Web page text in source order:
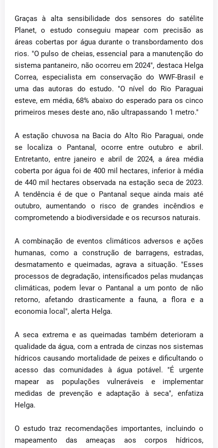
Graças à alta sensibilidade dos sensores do satélite
Planet, o estudo conseguiu mapear com precisão as
áreas cobertas por água durante o transbordamento dos
rios. "O pulso de cheias, essencial para a manutenção do
sistema pantaneiro, não ocorreu em 2024", destaca Helga
Correa, especialista em conservação do WWF-Brasil e
uma das autoras do estudo. "O nível do Rio Paraguai
esteve, em média, 68% abaixo do esperado para os cinco
primeiros meses deste ano, não ultrapassando 1 metro."
A estação chuvosa na Bacia do Alto Rio Paraguai, onde
se localiza o Pantanal, ocorre entre outubro e abril.
Entretanto, entre janeiro e abril de 2024, a área média
coberta por água foi de 400 mil hectares, inferior à média
de 440 mil hectares observada na estação seca de 2023.
A tendência é de que o Pantanal seque ainda mais até
outubro, aumentando o risco de grandes incêndios e
comprometendo a biodiversidade e os recursos naturais.
A combinação de eventos climáticos adversos e ações
humanas, como a construção de barragens, estradas,
desmatamento e queimadas, agrava a situação. "Esses
processos de degradação, intensificados pelas mudanças
climáticas, podem levar o Pantanal a um ponto de não
retorno, afetando drasticamente a fauna, a flora e a
economia local", alerta Helga.
A seca extrema e as queimadas também deterioram a
qualidade da água, com a entrada de cinzas nos sistemas
hídricos causando mortalidade de peixes e dificultando o
acesso das comunidades à água potável. "É urgente
mapear as populações vulneráveis e implementar
medidas de prevenção e adaptação à seca", enfatiza
Helga.
O estudo traz recomendações importantes, incluindo o
mapeamento das ameaças aos corpos hídricos,